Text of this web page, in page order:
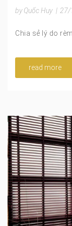
by Quốc Huy | 27/
Chia sẻ lý do
read more